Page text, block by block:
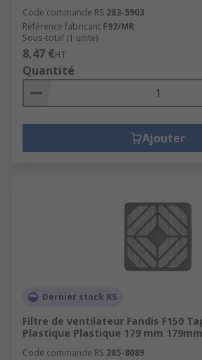
Code commande RS 283-5903
Référence fabricant F92/MR
Sous-total (1 unité)
8,47 €HT
Quantité
Ajouter
Dernier stock RS
Filtre de ventilateur Fandis F150
Plastique Plastique 179 mm
Code commande RS 285-8089